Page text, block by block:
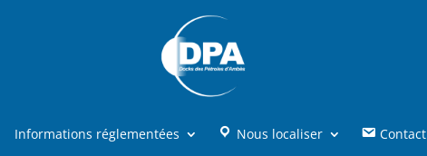
Informations réglementées Nous localiser Contact